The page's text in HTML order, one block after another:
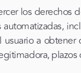
los
a